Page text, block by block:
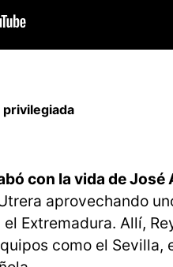
privilegiada
con la vida de
aprovechando
Extremadura. Allí,
como el Sevilla,